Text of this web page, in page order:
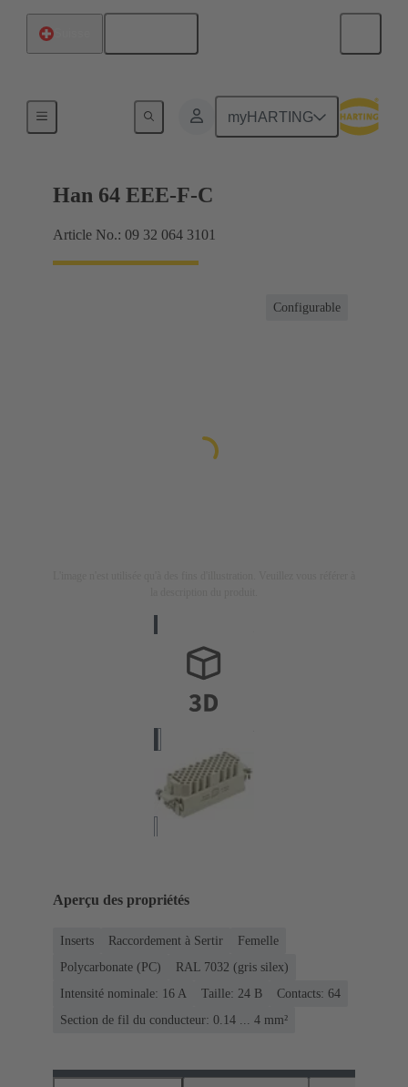
myHARTING
Intensités jusqu'à 16 A
Han 64 EEE-F-C
Article No.: 09 32 064 3101
Configurable
Aperçu des propriétés
Inserts Raccordement à Sertir
Femelle
Polycarbonate (PC)
RAL 7032 (gris silex)
Intensité nominale: ‌16 A
Taille: 24 B
Contacts: 64
Section de fil du conducteur: 0.14 ... 4 mm²